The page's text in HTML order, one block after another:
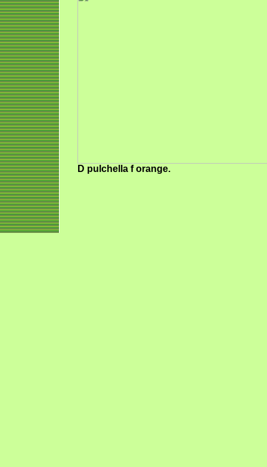
D pulchella f orange.